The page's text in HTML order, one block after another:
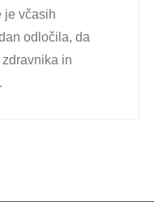
je včasih
odločila, da
in